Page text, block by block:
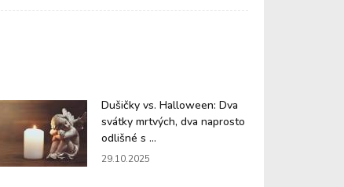
Dušičky vs. Halloween: Dva
svátky mrtvých, dva naprosto
odlišné s ...
29.10.2025